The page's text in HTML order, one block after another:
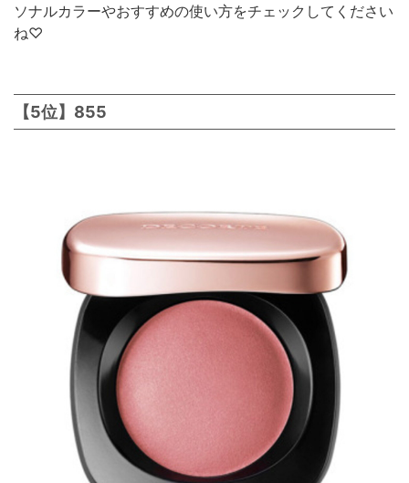
ソナルカラーやおすすめの使い方をチェックしてください
ね♡
【5位】855